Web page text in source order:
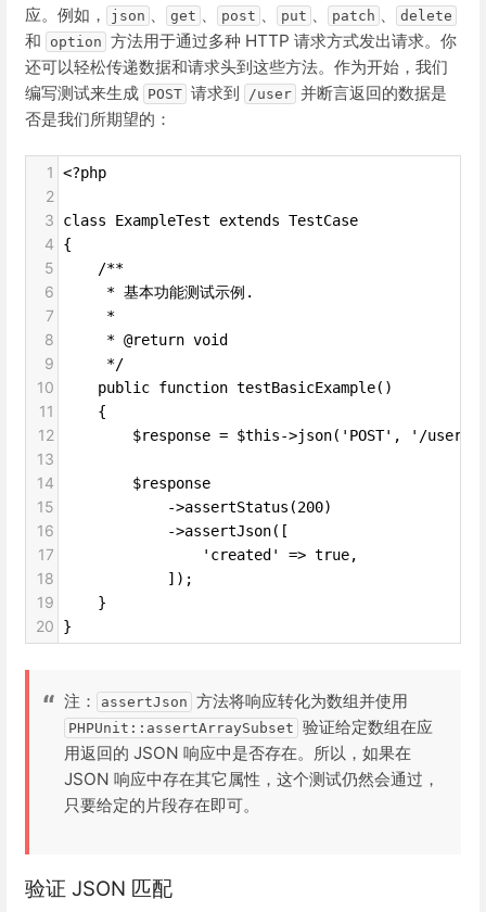
应。例如，
json 、 get 、 post 、 put 、 patch 、 delete
和 option 方法用于通过多种 HTTP 请求方式发出请求。你
还可以轻松传递数据和请求头到这些方法。作为开始，我们
编写测试来生成 POST 请求到 /user 并断言返回的数据是
否是我们所期望的：
1 <?php
2
3
class ExampleTest extends TestCase
4 {
5
    /**
6
     * 基本功能测试示例.
7
     *
8
     * @return void
9
     */
10
    public function testBasicExample()
11
    {
12
$response = $this->json('POST', '/user',
13
14
        $response
15
            ->assertStatus(200)
16
            ->assertJson([
17
                'created' => true,
18
            ]);
19
    }
20 }
注： assertJson 方法将响应转化为数组并使用
PHPUnit::assertArraySubset 验证给定数组在应
用返回的 JSON 响应中是否存在。所以，如果在
JSON 响应中存在其它属性，这个测试仍然会通过，
只要给定的片段存在即可。
验证 JSON 匹配